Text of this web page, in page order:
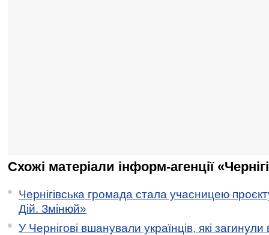
Схожі матеріали інформ-агенції
Чернігівська громада стала учасницею
Дій. Змінюй»
У Чернігові вшанували українців, які загинули